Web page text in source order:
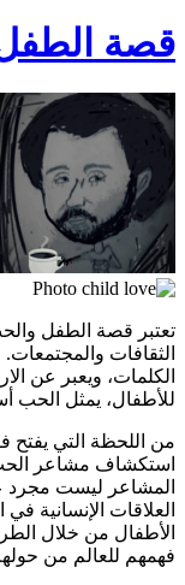
قصة
تعتبر قصة الطفل والحب من القصص الأزلية التي تتجلى في كل
الثقافات
الكلمات، ويعبر عن
للأطفال، يمثل الحب
من اللحظة التي يفتح
استكشاف مشاعر الحب
المشاعر ليست
العلاقات الإنسانية
الأطفال من خلال
فهمهم للعالم من